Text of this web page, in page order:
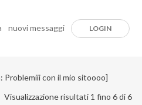
nuovi messaggi LOGIN
Problemiii con il mio sitoooo]
Visualizzazione risultati 1 fino 6 di 6